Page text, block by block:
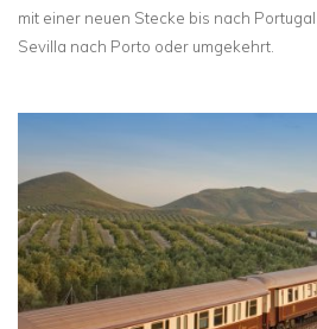
mit einer neuen Stecke bis nach
Sevilla nach Porto oder umgekehrt.